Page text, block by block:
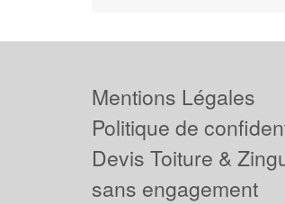
Mentions Légales
Politique de
Devis Toiture &
sans engagement